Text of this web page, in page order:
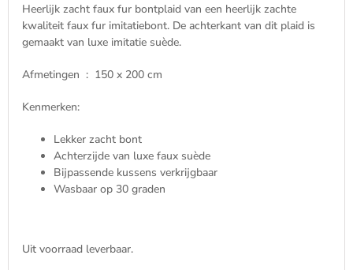
Heerlijk zacht faux fur bontplaid van een heerlijk zachte
kwaliteit faux fur imitatiebont. De achterkant van dit plaid is
gemaakt van luxe imitatie suède.
Afmetingen : 150 x 200 cm
Kenmerken:
Lekker zacht bont
Achterzijde van luxe faux suède
Bijpassende kussens verkrijgbaar
Wasbaar op 30 graden
Uit voorraad leverbaar.